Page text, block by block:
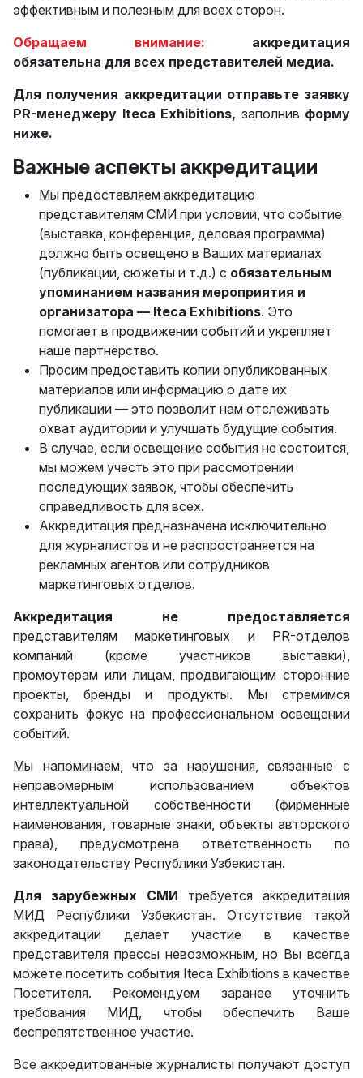
эффективным и полезным для всех сторон.
Обращаем внимание:
аккредитация
обязательна для всех представителей медиа.
Для получения аккредитации отправьте заявку
PR-менеджеру Iteca Exhibitions, заполнив форму
ниже.
Важные аспекты аккредитации
Мы предоставляем аккредитацию
представителям СМИ при условии, что событие
(выставка, конференция, деловая программа)
должно быть освещено в Ваших материалах
(публикации, сюжеты и т.д.) с обязательным
упоминанием названия мероприятия и
организатора — Iteca Exhibitions. Это
помогает в продвижении событий и укрепляет
наше партнёрство.
Просим предоставить копии опубликованных
материалов или информацию о дате их
публикации — это позволит нам отслеживать
охват аудитории и улучшать будущие события.
В случае, если освещение события не состоится,
мы можем учесть это при рассмотрении
последующих заявок, чтобы обеспечить
справедливость для всех.
Аккредитация предназначена исключительно
для журналистов и не распространяется на
рекламных агентов или сотрудников
маркетинговых отделов.
Аккредитация
не предоставляется
представителям маркетинговых и PR-отделов
компаний (кроме участников выставки),
промоутерам или лицам, продвигающим сторонние
проекты, бренды и продукты. Мы стремимся
сохранить фокус на профессиональном освещении
событий.
Мы напоминаем, что за нарушения, связанные с
неправомерным использованием объектов
интеллектуальной собственности (фирменные
наименования, товарные знаки, объекты авторского
права), предусмотрена ответственность по
законодательству Республики Узбекистан.
Для зарубежных СМИ требуется аккредитация
МИД Республики Узбекистан. Отсутствие такой
аккредитации делает участие в качестве
представителя прессы невозможным, но Вы всегда
можете посетить события Iteca Exhibitions в качестве
Посетителя. Рекомендуем заранее уточнить
требования МИД, чтобы обеспечить Ваше
беспрепятственное участие.
Все аккредитованные журналисты получают доступ